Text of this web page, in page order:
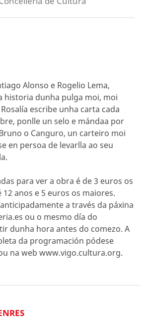
Alonso e Rogelio Lema,
historia dunha pulga moi, moi
escribe unha carta cada
ponlle un selo e mándaa por
o Canguro, un carteiro moi
en persoa de levarlla ao seu
para ver a obra é de 3 euros os
12 anos e 5 euros os maiores.
a través da páxina
ou o mesmo día do
dunha hora antes do comezo. A
da programación pódese
na web www.vigo.cultura.org.